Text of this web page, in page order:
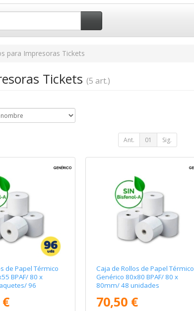
para Impresoras Tickets
Tickets (5 art.)
Ant. 01 Sig.
de Papel Térmico
BPAF/ 80 x
96
Caja de Rollos de Papel Térmico
Genérico 80x80 BPAF/ 80 x
80mm/ 48 unidades
70,50 €